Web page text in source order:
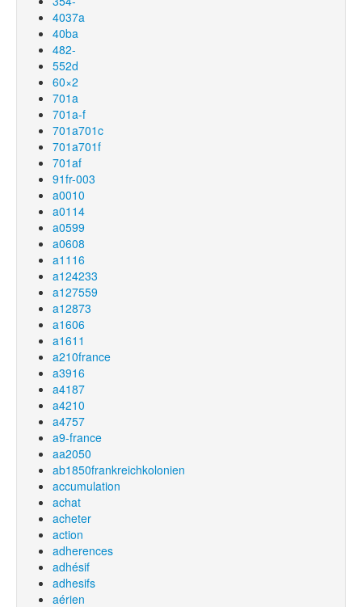
4037a
40ba
482-
552d
60×2
701a
701a-f
701a701c
701a701f
701af
91fr-003
a0010
a0114
a0599
a0608
a1116
a124233
a127559
a12873
a1606
a1611
a210france
a3916
a4187
a4210
a4757
a9-france
aa2050
ab1850frankreichkolonien
accumulation
achat
acheter
action
adherences
adhésif
adhesifs
aérien